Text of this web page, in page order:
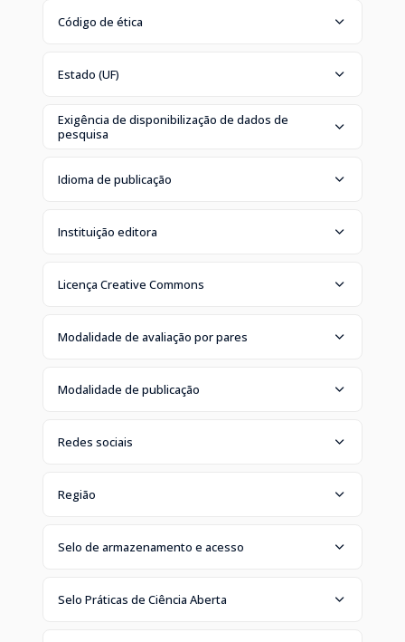
Código de ética
Estado (UF)
Exigência de disponibilização de dados de
pesquisa
Idioma de publicação
Instituição editora
Licença Creative Commons
Modalidade de avaliação por pares
Modalidade de publicação
Redes sociais
Região
Selo de armazenamento e acesso
Selo Práticas de Ciência Aberta